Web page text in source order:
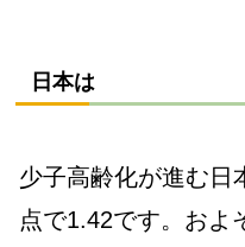
日本は
少子高齢化が進む日
点で1.42です。およ